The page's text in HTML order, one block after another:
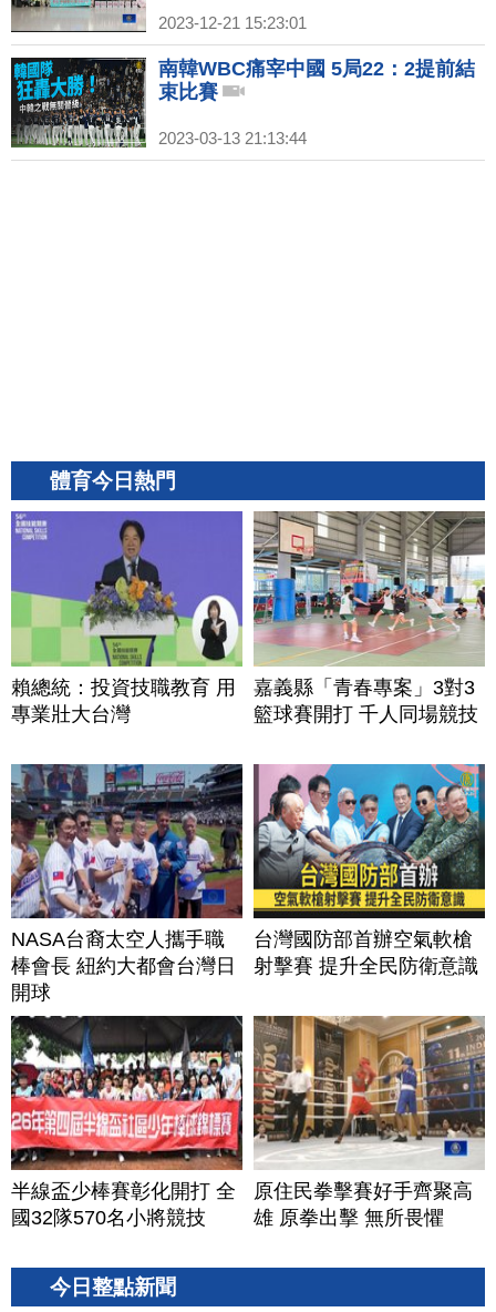
2023-12-21 15:23:01
南韓WBC痛宰中國 5局22：2提前結
束比賽
2023-03-13 21:13:44
體育今日熱門
賴總統：投資技職教育 用
專業壯大台灣
嘉義縣「青春專案」3對3
籃球賽開打 千人同場競技
NASA台裔太空人攜手職
棒會長 紐約大都會台灣日
開球
台灣國防部首辦空氣軟槍
射擊賽 提升全民防衛意識
半線盃少棒賽彰化開打 全
國32隊570名小將競技
原住民拳擊賽好手齊聚高
雄 原拳出擊 無所畏懼
今日整點新聞